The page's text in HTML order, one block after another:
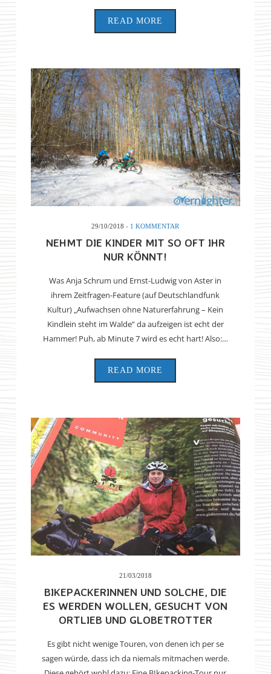
READ MORE
29/10/2018- 1 KOMMENTAR
NEHMT DIE KINDER MIT SO OFT IHR
NUR KÖNNT!
Was Anja Schrum und Ernst-Ludwig von Aster in
ihrem Zeitfragen-Feature (auf Deutschlandfunk
Kultur) „Aufwachsen ohne Naturerfahrung – Kein
Kindlein steht im Walde“ da aufzeigen ist echt der
Hammer! Puh, ab Minute 7 wird es echt hart! Also:…
READ MORE
21/03/2018
BIKEPACKERINNEN UND SOLCHE, DIE
ES WERDEN WOLLEN, GESUCHT VON
ORTLIEB UND GLOBETROTTER
Es gibt nicht wenige Touren, von denen ich per se
sagen würde, dass ich da niemals mitmachen werde.